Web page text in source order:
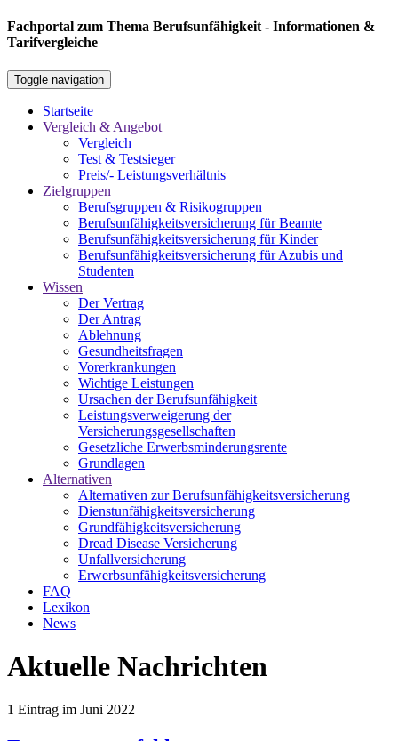
Fachportal zum Thema Berufsunfähigkeit - Informationen &
Tarifvergleiche
Toggle navigation
Startseite
Vergleich & Angebot
Vergleich
Test & Testsieger
Preis/- Leistungsverhältnis
Zielgruppen
Berufsgruppen & Risikogruppen
Berufsunfähigkeitsversicherung für Beamte
Berufsunfähigkeitsversicherung für Kinder
Berufsunfähigkeitsversicherung für Azubis und
Studenten
Wissen
Der Vertrag
Der Antrag
Ablehnung
Gesundheitsfragen
Vorerkrankungen
Wichtige Leistungen
Ursachen der Berufsunfähigkeit
Leistungsverweigerung der
Versicherungsgesellschaften
Gesetzliche Erwerbsminderungsrente
Grundlagen
Alternativen
Alternativen zur Berufsunfähigkeitsversicherung
Dienstunfähigkeitsversicherung
Grundfähigkeitsversicherung
Dread Disease Versicherung
Unfallversicherung
Erwerbsunfähigkeitsversicherung
FAQ
Lexikon
News
Aktuelle Nachrichten
1 Eintrag im Juni 2022